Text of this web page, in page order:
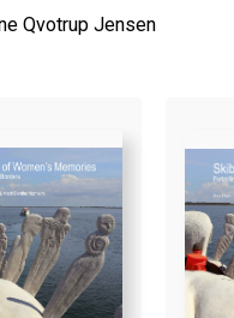
Qvotrup Jensen